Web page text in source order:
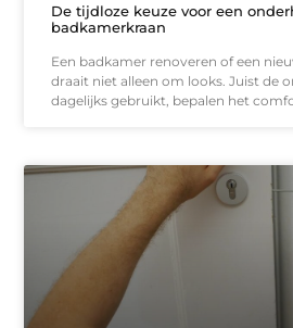
De tijdloze keuze voor een
badkamerkraan
Een badkamer renoveren of een
draait niet alleen om looks. Juist de
dagelijks gebruikt, bepalen het